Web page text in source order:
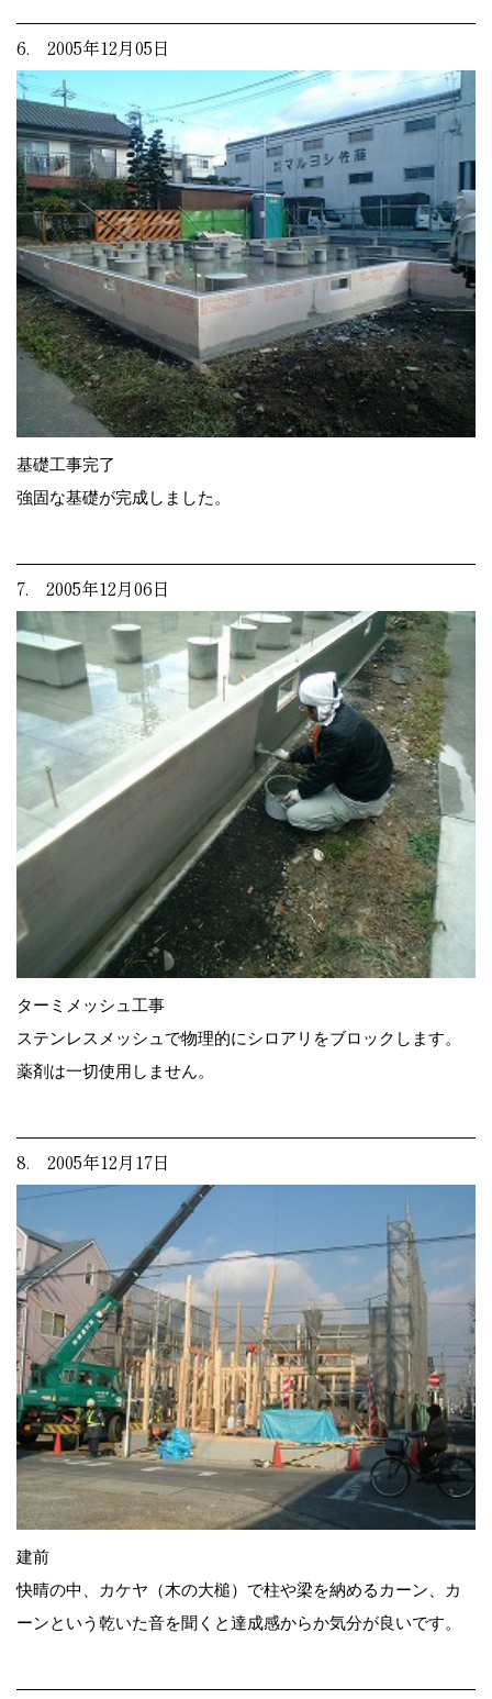
6. 2005年12月05日
基礎工事完了
強固な基礎が完成しました。
7. 2005年12月06日
ターミメッシュ工事
ステンレスメッシュで物理的にシロアリをブロックします。
薬剤は一切使用しません。
8. 2005年12月17日
建前
快晴の中、カケヤ（木の大槌）で柱や梁を納めるカーン、カ
ーンという乾いた音を聞くと達成感からか気分が良いです。